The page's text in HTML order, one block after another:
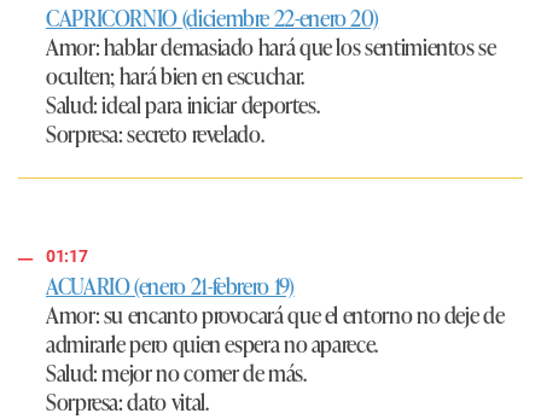
CAPRICORNIO (diciembre 22-enero 20)
Amor: hablar demasiado hará que los sentimientos se
oculten; hará bien en escuchar.
Salud: ideal para iniciar deportes.
Sorpresa: secreto revelado.
01:17
ACUARIO (enero 21-febrero 19)
Amor: su encanto provocará que el entorno no deje de
admirarle pero quien espera no aparece.
Salud: mejor no comer de más.
Sorpresa: dato vital.